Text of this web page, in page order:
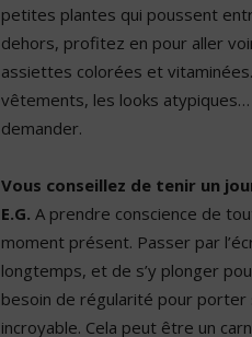
petites plantes qui poussent
dehors, profitez en pour aller
assiettes colorées et
vêtements, les looks
demander.
Vous conseillez de tenir un
E.G. A prendre conscience de
moment présent. Passer par
longtemps, et de s’y plonger
besoin de régularité pour porter
incroyable. Cela peut être un